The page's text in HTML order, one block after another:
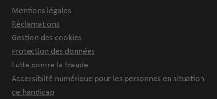
Mentions légales
Réclamations
Gestion des cookies
Protection des données
Lutte contre la fraude
Accessibilté numérique pour les personnes en situation
de handicap